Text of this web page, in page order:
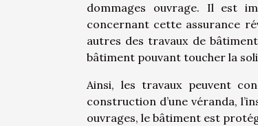
dommages ouvrage. Il est
concernant cette assurance
autres des travaux de
bâtiment pouvant toucher la
Ainsi, les travaux peuvent
construction d’une véranda,
ouvrages, le bâtiment est